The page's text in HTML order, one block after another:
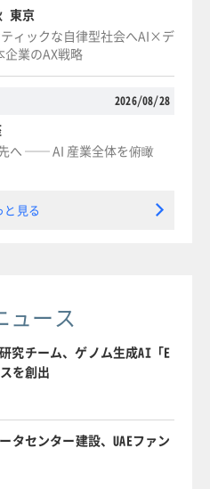
東京
ィックな自律型社会へAI×デ
企業のAX戦略
2026/08/28
へ ── AI 産業全体を俯瞰
と見る
ュース
究チーム、ゲノム生成AI「E
を創出
タセンター建設、UAEファン